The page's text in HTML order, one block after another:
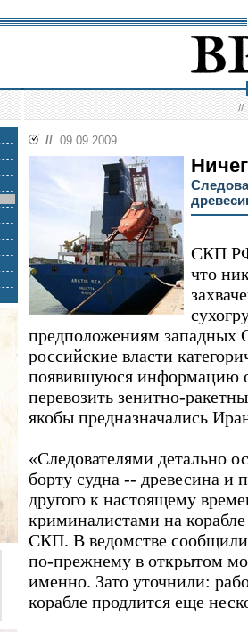
//
// 09.09.2009
СКП РФ
что
предположениям
российские власти
появившуюся информацию
перевозить зенитно-
якобы предназначались
«Следователями детально
борту судна -- древесина и
другого к настоящему
криминалистами на
СКП. В ведомстве
по-прежнему в открытом
именно. Зато уточнили:
корабле продлится еще